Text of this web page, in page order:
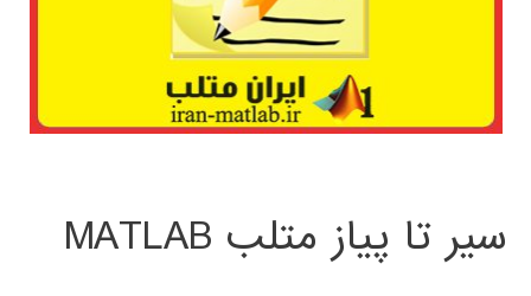
سیر تا پیاز متلب MATLAB